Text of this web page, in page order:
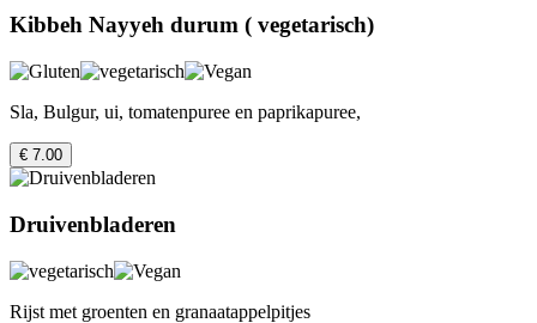
Kibbeh Nayyeh durum ( vegetarisch)
Sla, Bulgur, ui, tomatenpuree en paprikapuree,
€ 7.00
Druivenbladeren
Rijst met groenten en granaatappelpitjes